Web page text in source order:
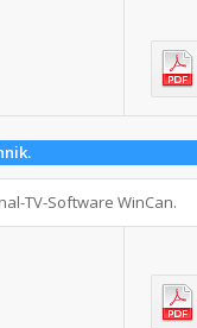
TV-Software WinCan.